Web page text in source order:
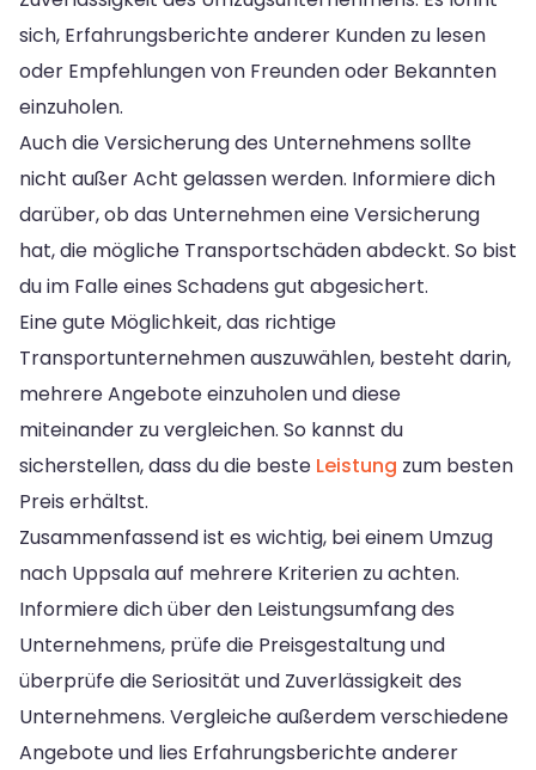
sich, Erfahrungsberichte anderer Kunden zu lesen
oder Empfehlungen von Freunden oder Bekannten
einzuholen.
Auch die Versicherung des Unternehmens sollte
nicht außer Acht gelassen werden. Informiere dich
darüber, ob das Unternehmen eine Versicherung
hat, die mögliche Transportschäden abdeckt. So bist
du im Falle eines Schadens gut abgesichert.
Eine gute Möglichkeit, das richtige
Transportunternehmen auszuwählen, besteht darin,
mehrere Angebote einzuholen und diese
miteinander zu vergleichen. So kannst du
sicherstellen, dass du die beste Leistung zum besten
Preis erhältst.
Zusammenfassend ist es wichtig, bei einem Umzug
nach Uppsala auf mehrere Kriterien zu achten.
Informiere dich über den Leistungsumfang des
Unternehmens, prüfe die Preisgestaltung und
überprüfe die Seriosität und Zuverlässigkeit des
Unternehmens. Vergleiche außerdem verschiedene
Angebote und lies Erfahrungsberichte anderer